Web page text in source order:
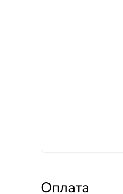
Оплата